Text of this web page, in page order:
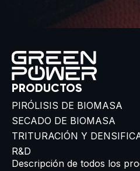
PRODUCTOS
PIRÓLISIS DE BIOMASA
SECADO DE BIOMASA
TRITURACIÓN Y
R&D
Descripción de todos los